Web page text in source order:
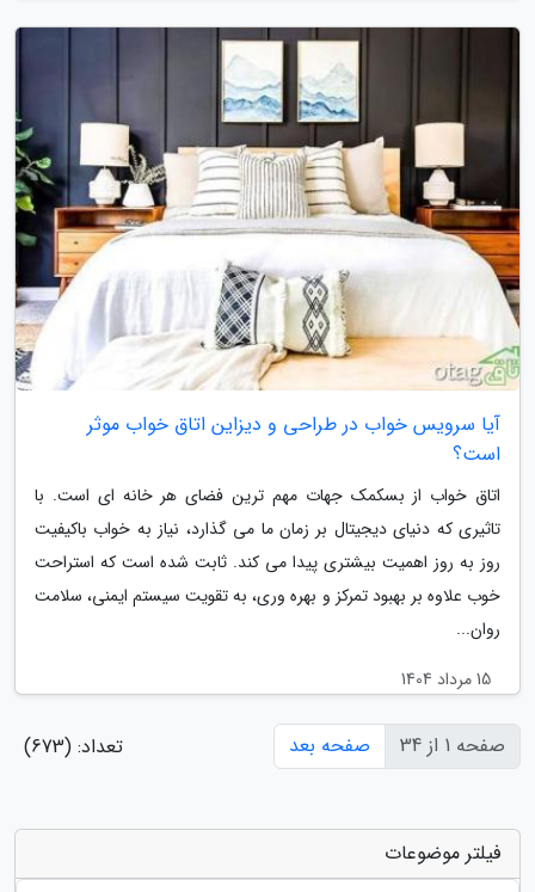
آیا سرویس خواب در طراحی و دیزاین اتاق خواب موثر
است؟
اتاق خواب از بسکمک جهات مهم ترین فضای هر خانه ای است. با
تاثیری که دنیای دیجیتال بر زمان ما می گذارد، نیاز به خواب باکیفیت
روز به روز اهمیت بیشتری پیدا می کند. ثابت شده است که استراحت
خوب علاوه بر بهبود تمرکز و بهره وری، به تقویت سیستم ایمنی، سلامت
روان...
15 مرداد 1404
صفحه 1 از 34 صفحه بعد تعداد: (673)
فیلتر موضوعات